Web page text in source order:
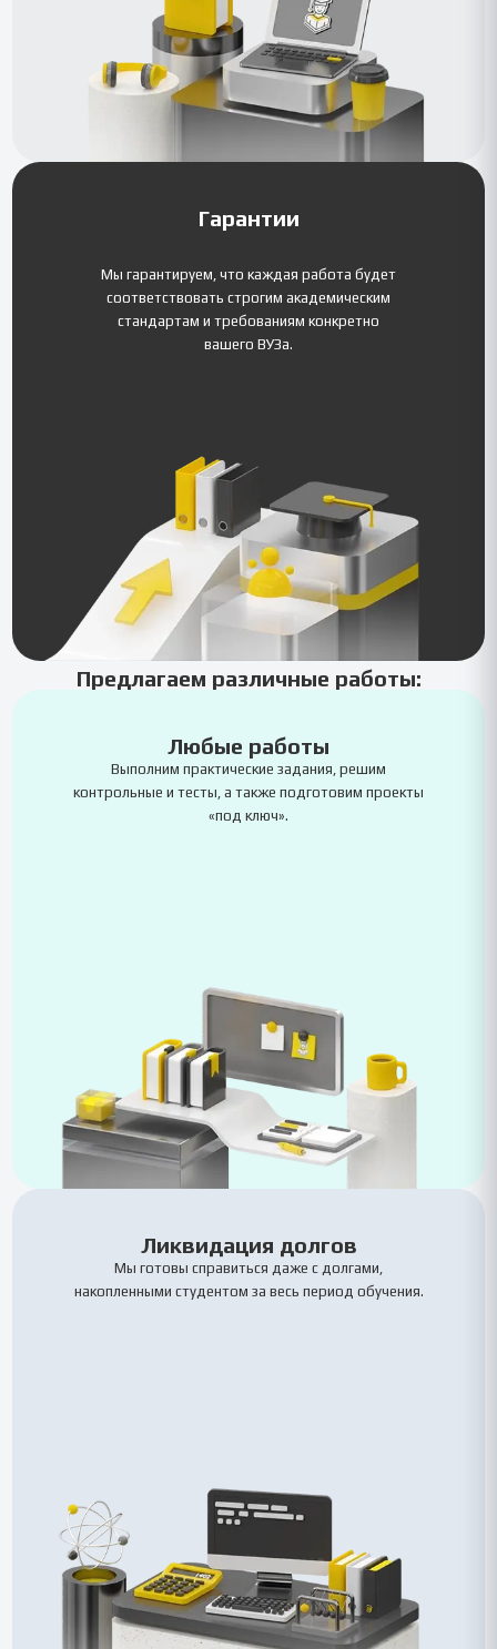
Гарантии
Мы гарантируем, что каждая работа будет
соответствовать строгим академическим
стандартам и требованиям конкретно
вашего ВУЗа.
Предлагаем различные работы:
Любые работы
Выполним практические задания, решим
контрольные и тесты, а также подготовим проекты
«под ключ».
Ликвидация долгов
Мы готовы справиться даже с долгами,
накопленными студентом за весь период обучения.